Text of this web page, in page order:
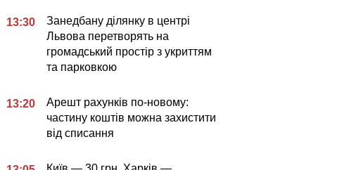
13:30
Занедбану ділянку в центрі
Львова перетворять на
громадський простір з укриттям
та парковкою
13:20
Арешт рахунків по-новому:
частину коштів можна захистити
від списання